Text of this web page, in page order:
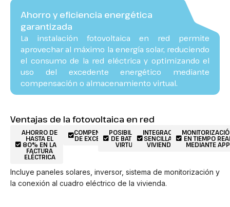
Ahorro y eficiencia energética
garantizada
La instalación fotovoltaica en red permite
aprovechar al máximo la energía solar, reduciendo
el consumo de la red eléctrica y optimizando el
uso del excedente energético mediante
compensación o almacenamiento virtual.
Ventajas de la fotovoltaica en red
AHORRO DE
HASTA EL
80% EN LA
FACTURA
ELÉCTRICA
COMPENSACIÓN
DE EXCEDENTES
POSIBILIDAD
DE BATERÍA
VIRTUAL
INTEGRACIÓN
SENCILLA EN
VIVIENDAS
EN TIEMPO
MEDIANTE APP
Incluye paneles solares, inversor, sistema de monitorización y
la conexión al cuadro eléctrico de la vivienda.